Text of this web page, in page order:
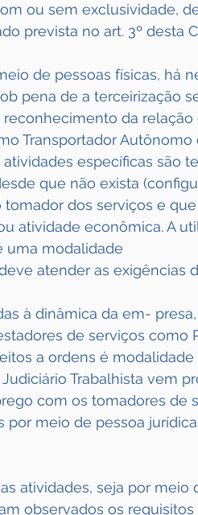
ou sem exclusividade,
prevista no art. 3º desta
de pessoas físicas, há
pena de a terceirização
da relação
Transportador
específicas são
que não exista
dos serviços e
atividade econômica. A
uma modalidade
atender as exigências
à dinâmica da em-
de serviços como
a ordens é
Trabalhista vem
com os tomadores de
por meio de pessoa
atividades, seja por meio
observados os